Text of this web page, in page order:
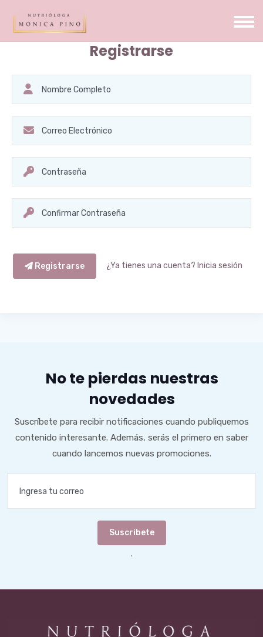
Registrarse
Registrarse ¿Ya tienes una cuenta? Inicia sesión
No te pierdas nuestras
novedades
Suscríbete para recibir notificaciones cuando publiquemos
contenido interesante. Además, serás el primero en saber
cuando lancemos nuevas promociones.
Suscribete
.